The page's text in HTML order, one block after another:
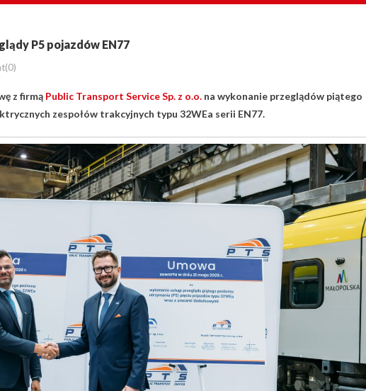
P5 pojazdów EN77
z firmą Public Transport Service Sp. z o.o. na wykonanie przeglądów piątego
zespołów trakcyjnych typu 32WEa serii EN77.